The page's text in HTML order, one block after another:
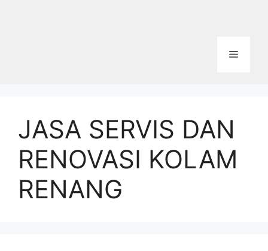
Menu
JASA SERVIS DAN
RENOVASI KOLAM
RENANG